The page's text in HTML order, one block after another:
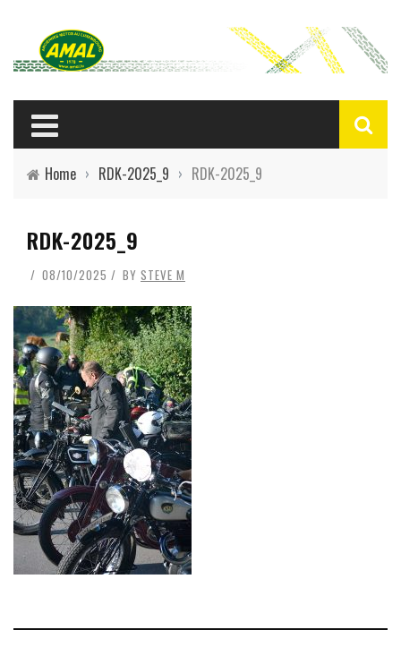
Home › RDK-2025_9 › RDK-2025_9
RDK-2025_9
08/10/2025 BY STEVE M